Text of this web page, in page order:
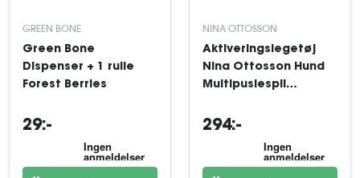
GREEN BONE
Green Bone
Dispenser + 1 rulle
Forest Berries
29:-
NINA OTTOSSON
Aktiveringslegetøj
Nina Ottosson Hund
Multipuslespil
294:-